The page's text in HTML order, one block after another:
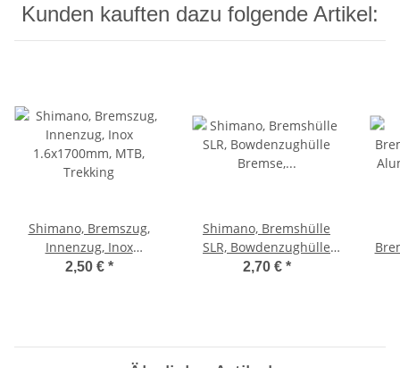
Kunden kauften dazu folgende Artikel:
Shimano, Bremszug,
Innenzug, Inox
1.6x1700mm, MTB,
2,50 € *
Shimano, Bremshülle
SLR, Bowdenzughülle
Bremse, 5mm, schwarz,
2,70 € *